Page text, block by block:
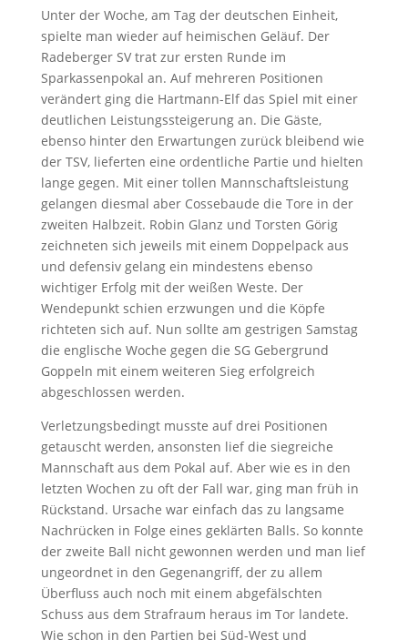
Unter der Woche, am Tag der deutschen Einheit,
spielte man wieder auf heimischen Geläuf. Der
Radeberger SV trat zur ersten Runde im
Sparkassenpokal an. Auf mehreren Positionen
verändert ging die Hartmann-Elf das Spiel mit einer
deutlichen Leistungssteigerung an. Die Gäste,
ebenso hinter den Erwartungen zurück bleibend wie
der TSV, lieferten eine ordentliche Partie und hielten
lange gegen. Mit einer tollen Mannschaftsleistung
gelangen diesmal aber Cossebaude die Tore in der
zweiten Halbzeit. Robin Glanz und Torsten Görig
zeichneten sich jeweils mit einem Doppelpack aus
und defensiv gelang ein mindestens ebenso
wichtiger Erfolg mit der weißen Weste. Der
Wendepunkt schien erzwungen und die Köpfe
richteten sich auf. Nun sollte am gestrigen Samstag
die englische Woche gegen die SG Gebergrund
Goppeln mit einem weiteren Sieg erfolgreich
abgeschlossen werden.
Verletzungsbedingt musste auf drei Positionen
getauscht werden, ansonsten lief die siegreiche
Mannschaft aus dem Pokal auf. Aber wie es in den
letzten Wochen zu oft der Fall war, ging man früh in
Rückstand. Ursache war einfach das zu langsame
Nachrücken in Folge eines geklärten Balls. So konnte
der zweite Ball nicht gewonnen werden und man lief
ungeordnet in den Gegenangriff, der zu allem
Überfluss auch noch mit einem abgefälschten
Schuss aus dem Strafraum heraus im Tor landete.
Wie schon in den Partien bei Süd-West und